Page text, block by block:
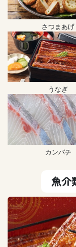
さつまあげ
うなぎ
カンパチ
魚介